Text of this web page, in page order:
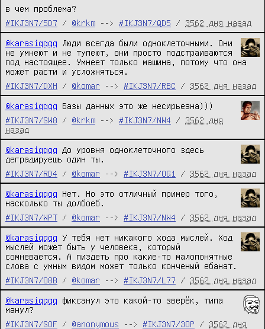
в чем проблема?
#IKJ3N7/5D7
/ @krkm --> #IKJ3N7/QD5 / 3562 дня назад
@karasiqqqq Люди всегда были одноклеточными. Они
не умнеют и не тупеют, они просто подстраиваются
под настоящее. Умнеет только машина, потому что она
может расти и усложняться.
#IKJ3N7/DXH
/ @komar --> #IKJ3N7/RBC / 3562 дня назад
@karasiqqqq Базы данных это же несирьезна)))
#IKJ3N7/SW8
/ @krkm --> #IKJ3N7/NW4 / 3562 дня
назад
@karasiqqqq До уровня одноклеточного здесь
деградируешь один ты.
#IKJ3N7/RD4
/ @komar --> #IKJ3N7/OG1 / 3562 дня назад
@karasiqqqq Нет. Но это отличный пример того,
насколько ты долбоеб.
#IKJ3N7/WPT
/ @komar --> #IKJ3N7/NW4 / 3562 дня назад
@karasiqqqq У тебя нет никакого хода мыслей. Ход
мыслей может быть у человека, который
сомневается. А пиздеть про какие-то малопонятные
слова с умным видом может только конченый ебанат.
#IKJ3N7/O8B
/ @komar --> #IKJ3N7/L77 / 3562 дня назад
@karasiqqqq фиксанул это какой-то зверёк, типа
манул?
#IKJ3N7/SOF
/ @anonymous --> #IKJ3N7/3OP / 3562 дня